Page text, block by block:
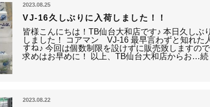
2023.08.25
VJ-16久しぶりに入荷しました！！
皆様こんにちは！TB仙台大和店です♪ 本日久しぶ
しました！ コアマン VJ-16 最早言わずと知れた
すね♪ 今回は個数制限を設けずに販売致しますの
求めはお早めに！ 以上、TB仙台大和店からお…続
2023.08.22